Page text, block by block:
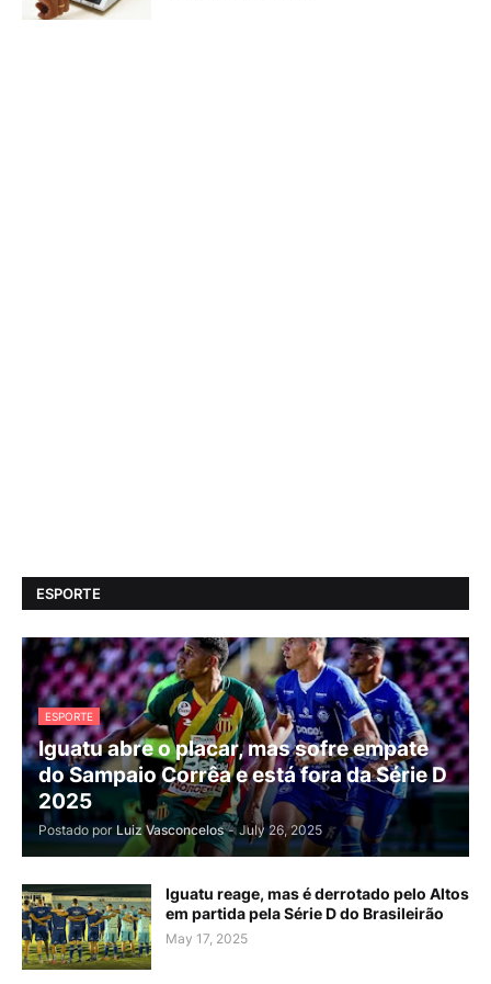
ESPORTE
ESPORTE
Iguatu abre o placar, mas sofre empate
do Sampaio Corrêa e está fora da Série D
2025
Postado por Luiz Vasconcelos - July 26, 2025
Iguatu reage, mas é derrotado pelo Altos
em partida pela Série D do Brasileirão
May 17, 2025